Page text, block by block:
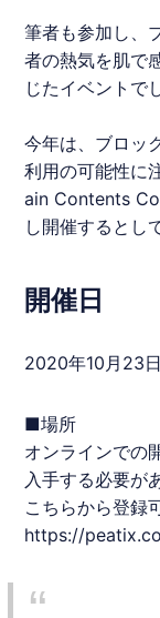
筆者も参加し、
者の熱気を肌で
じたイベントで
今年は、ブロッ
利用の可能性に
ain Contents
し開催するとし
開催日
2020年10月23
■場所
オンラインでの
入手する必要が
こちらから登録
https://